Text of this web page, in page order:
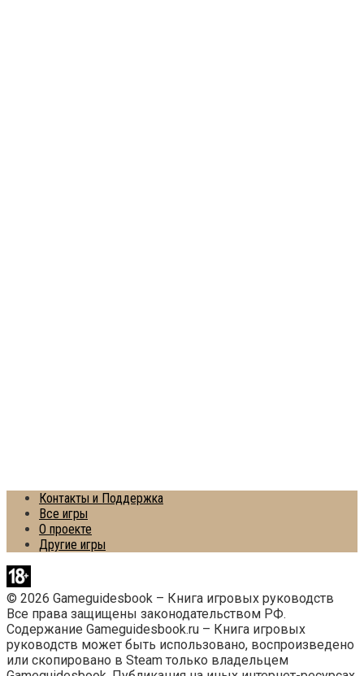
Контакты и Поддержка
Все игры
О проекте
Другие игры
© 2026 Gameguidesbook – Книга игровых руководств
Все права защищены законодательством РФ.
Содержание Gameguidesbook.ru – Книга игровых
руководств может быть использовано, воспроизведено
или скопировано в Steam только владельцем